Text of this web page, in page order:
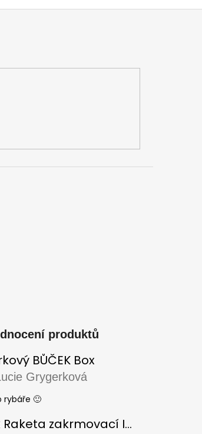
produktů
BŮČEK Box
produktu je 5 z 5 hvězdiček.
Grygerková
rybáře 🙂
Fox Raketa zakrmovací Impact Spod